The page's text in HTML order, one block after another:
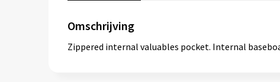
Omschrijving
Zippered internal valuables pocket. Internal